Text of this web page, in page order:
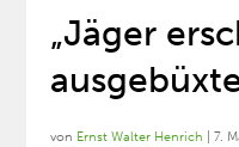
„Jäger
von Ernst Walter Henrich |7.